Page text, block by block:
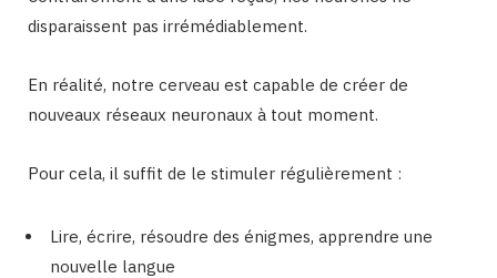
disparaissent pas irrémédiablement.
En réalité, notre cerveau est capable de créer de
nouveaux réseaux neuronaux à tout moment.
Pour cela, il suffit de le stimuler régulièrement :
Lire, écrire, résoudre des énigmes, apprendre une
nouvelle langue